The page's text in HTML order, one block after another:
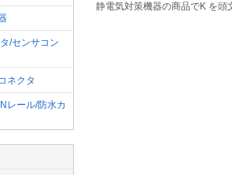
静電気対策機器の商品でK を
/センサコン
ネクタ
レール/防水カ